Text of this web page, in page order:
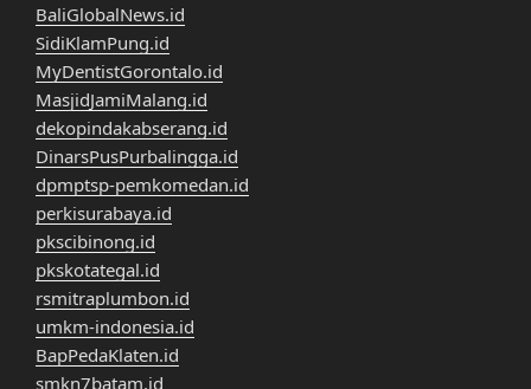
BaliGlobalNews.id
SidiKlamPung.id
MyDentistGorontalo.id
MasjidJamiMalang.id
dekopindakabserang.id
DinarsPusPurbalingga.id
dpmptsp-pemkomedan.id
perkisurabaya.id
pkscibinong.id
pkskotategal.id
rsmitraplumbon.id
umkm-indonesia.id
BapPedaKlaten.id
smkn7batam.id